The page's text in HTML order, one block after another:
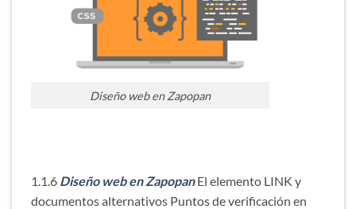
Diseño web en Zapopan
1.1.6 Diseño web en ZapopanEl elemento LINK y
documentos alternativos Puntos de verificación en